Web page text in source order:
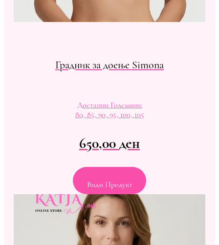
Градник за доење Simona
Достапни Големини:
80, 85, 90, 95, 100, 105
650,00ден
Види Продукт